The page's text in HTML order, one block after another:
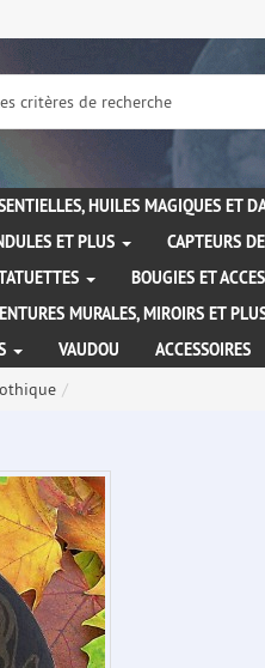
HUILES MAGIQUES ET
ET PLUS
CAPTEURS
BOUGIES ET
MURALES, MIROIRS ET
VAUDOU ACCESSOIRES